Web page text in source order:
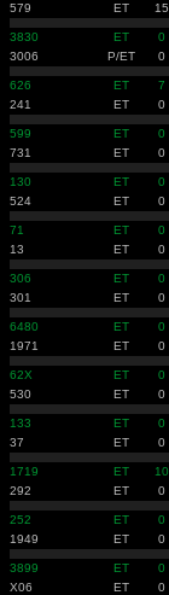
579
ET 15
3830 ET 0
3006
P/ET 0
626 ET 7
241
ET 0
599 ET 0
731
ET 0
130 ET 0
524
ET 0
71 ET 0
13
ET 0
306 ET 0
301
ET 0
6480 ET 0
1971
ET 0
62X ET 0
530
ET 0
133 ET 0
37
ET 0
1719 ET 10
292
ET 0
252 ET 0
1949
ET 0
3899 ET 0
X06
ET 0